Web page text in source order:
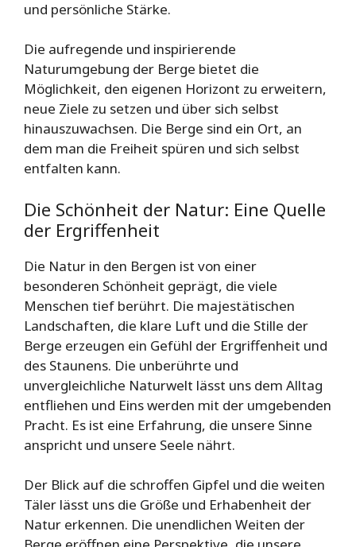
und persönliche Stärke.
Die aufregende und inspirierende
Naturumgebung der Berge bietet die
Möglichkeit, den eigenen Horizont zu erweitern,
neue Ziele zu setzen und über sich selbst
hinauszuwachsen. Die Berge sind ein Ort, an
dem man die Freiheit spüren und sich selbst
entfalten kann.
Die Schönheit der Natur: Eine Quelle
der Ergriffenheit
Die Natur in den Bergen ist von einer
besonderen Schönheit geprägt, die viele
Menschen tief berührt. Die majestätischen
Landschaften, die klare Luft und die Stille der
Berge erzeugen ein Gefühl der Ergriffenheit und
des Staunens. Die unberührte und
unvergleichliche Naturwelt lässt uns dem Alltag
entfliehen und Eins werden mit der umgebenden
Pracht. Es ist eine Erfahrung, die unsere Sinne
anspricht und unsere Seele nährt.
Der Blick auf die schroffen Gipfel und die weiten
Täler lässt uns die Größe und Erhabenheit der
Natur erkennen. Die unendlichen Weiten der